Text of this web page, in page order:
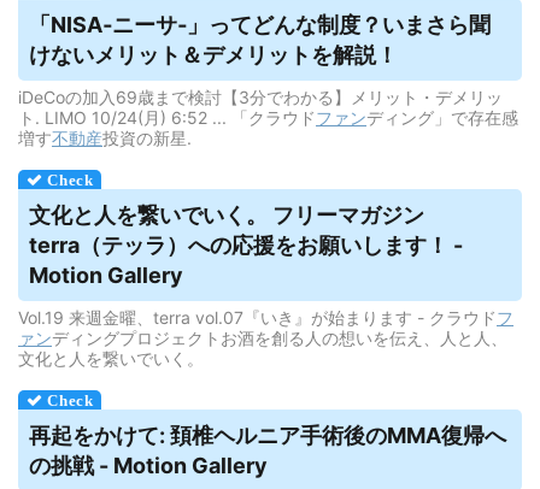
「NISA‐ニーサ‐」ってどんな制度？いまさら聞
けないメリット＆デメリットを解説！
iDeCoの加入69歳まで検討【3分でわかる】メリット・デメリッ
ト. LIMO 10/24(月) 6:52 ... 「クラウドファンディング」で存在感
増す不動産投資の新星.
文化と人を繋いでいく。 フリーマガジン
terra（テッラ）への応援をお願いします！ -
Motion Gallery
Vol.19 来週金曜、terra vol.07『いき』が始まります - クラウドフ
ァンディングプロジェクトお酒を創る人の想いを伝え、人と人、
文化と人を繋いでいく。
再起をかけて: 頚椎ヘルニア手術後のMMA復帰へ
の挑戦 - Motion Gallery